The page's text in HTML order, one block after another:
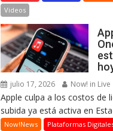
Videos
julio 17, 2026 Now! in Live
Apple culpa a los costos de
subida ya está activa en
Now!News Plataformas